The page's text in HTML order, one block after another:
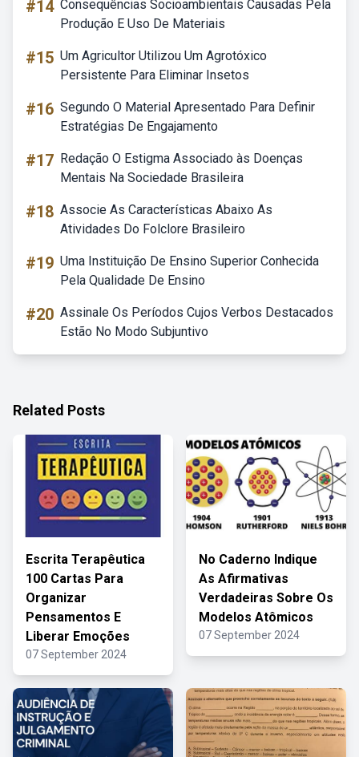
#14 Consequências Socioambientais Causadas Pela
Produção E Uso De Materiais
#15 Um Agricultor Utilizou Um Agrotóxico
Persistente Para Eliminar Insetos
#16 Segundo O Material Apresentado Para Definir
Estratégias De Engajamento
#17 Redação O Estigma Associado às Doenças
Mentais Na Sociedade Brasileira
#18 Associe As Características Abaixo As
Atividades Do Folclore Brasileiro
#19 Uma Instituição De Ensino Superior Conhecida
Pela Qualidade De Ensino
#20 Assinale Os Períodos Cujos Verbos Destacados
Estão No Modo Subjuntivo
Related Posts
Escrita Terapêutica
100 Cartas Para
Organizar
Pensamentos E
Liberar Emoções
07 September 2024
No Caderno Indique
As Afirmativas
Verdadeiras Sobre Os
Modelos Atômicos
07 September 2024